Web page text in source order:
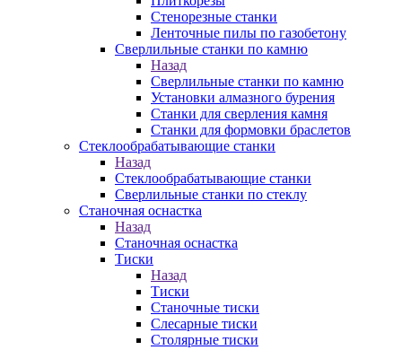
Стенорезные станки
Ленточные пилы по газобетону
Сверлильные станки по камню
Назад
Сверлильные станки по камню
Установки алмазного бурения
Станки для сверления камня
Станки для формовки браслетов
Стеклообрабатывающие станки
Назад
Стеклообрабатывающие станки
Сверлильные станки по стеклу
Станочная оснастка
Назад
Станочная оснастка
Тиски
Назад
Тиски
Станочные тиски
Слесарные тиски
Столярные тиски